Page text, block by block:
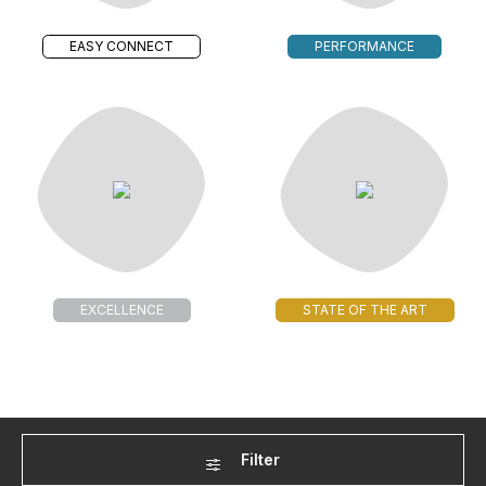
EASY CONNECT PERFORMANCE
EXCELLENCE STATE OF THE ART
Filter